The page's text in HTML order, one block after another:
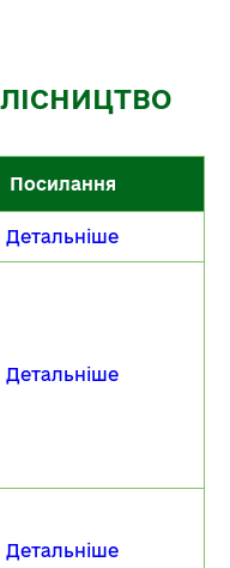
Посилання
Детальніше
Детальніше
Детальніше